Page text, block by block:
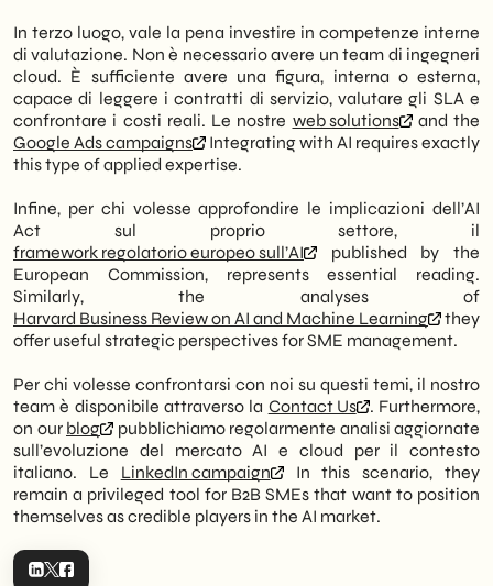
In terzo luogo, vale la pena investire in competenze interne
di valutazione. Non è necessario avere un team di ingegneri
cloud. È sufficiente avere una figura, interna o esterna,
capace di leggere i contratti di servizio, valutare gli SLA e
confrontare i costi reali. Le nostre web solutions
and the
Google Ads campaigns
Integrating with AI requires exactly
this type of applied expertise.
Infine, per chi volesse approfondire le implicazioni dell’AI
Act sul proprio settore, il
framework regolatorio europeo sull’AI
published by the
European Commission, represents essential reading.
Similarly, the analyses of
Harvard Business Review on AI and Machine Learning
they
offer useful strategic perspectives for SME management.
Per chi volesse confrontarsi con noi su questi temi, il nostro
team è disponibile attraverso la Contact Us
. Furthermore,
on our blog
pubblichiamo regolarmente analisi aggiornate
sull’evoluzione del mercato AI e cloud per il contesto
italiano. Le LinkedIn campaign
In this scenario, they
remain a privileged tool for B2B SMEs that want to position
themselves as credible players in the AI market.